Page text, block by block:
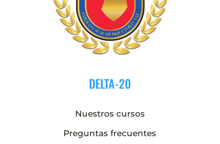
DELTA-20
Nuestros cursos
Preguntas frecuentes